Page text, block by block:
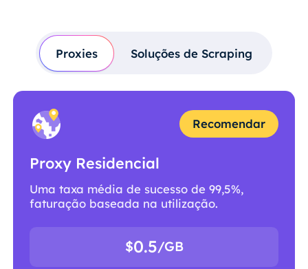
Proxies Soluções de Scraping
Recomendar
Proxy Residencial
Uma taxa média de sucesso de 99,5%,
faturação baseada na utilização.
$0.5/GB